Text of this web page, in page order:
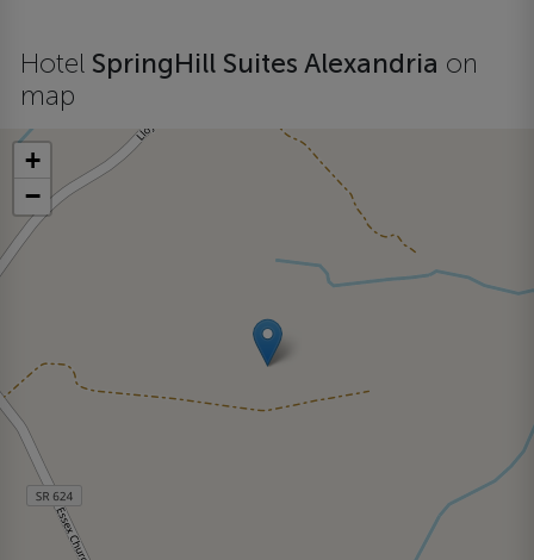
Hotel SpringHill Suites Alexandria on
map
+
−